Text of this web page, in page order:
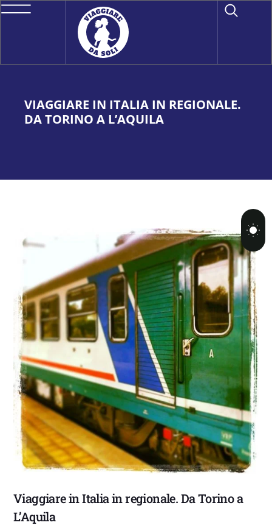
VIAGGIARE IN ITALIA IN REGIONALE.
DA TORINO A L’AQUILA
Viaggiare in Italia in regionale. Da Torino a
L’Aquila